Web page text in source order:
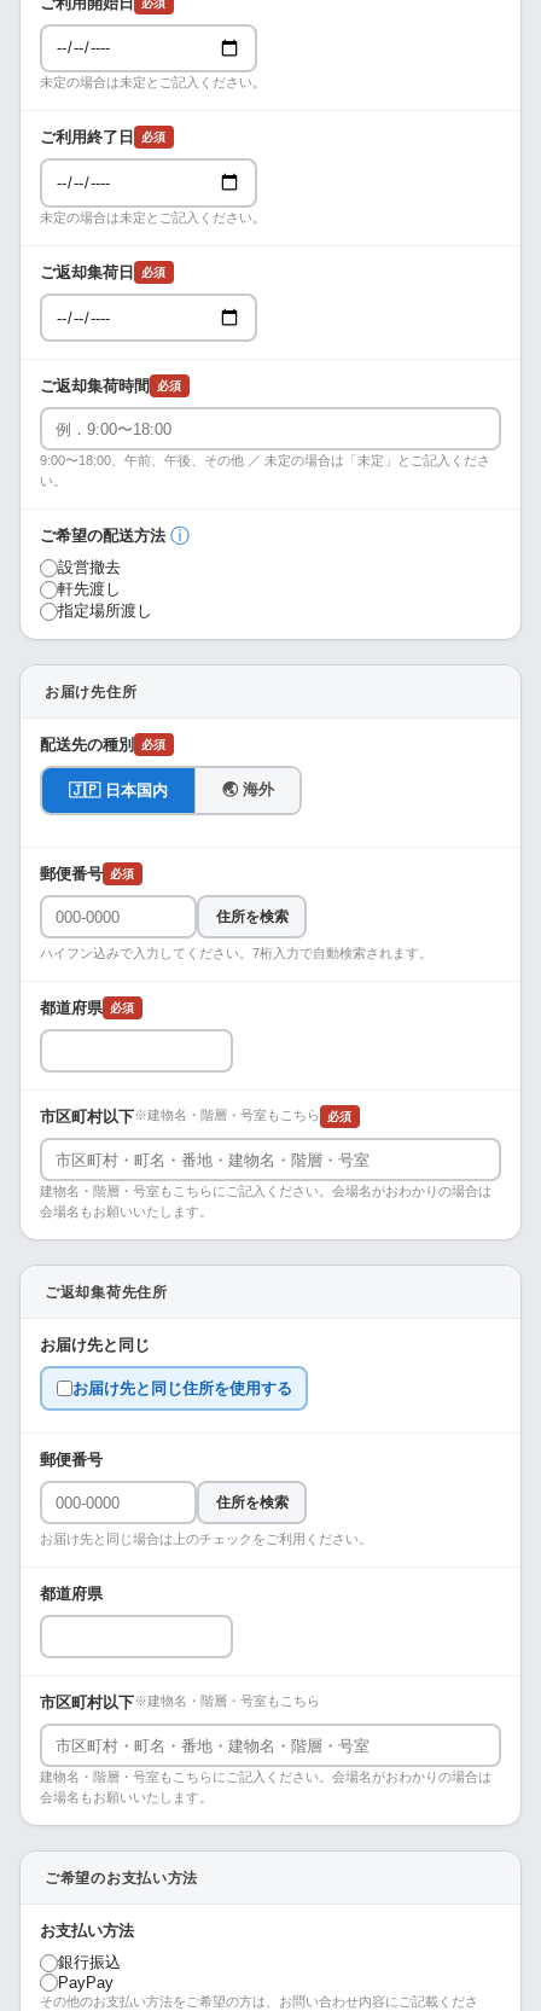
未定の場合は未定とご記入ください。
ご利用終了日 必須
未定の場合は未定とご記入ください。
ご返却集荷日 必須
ご返却集荷時間 必須
9:00〜18:00、午前、午後、その他 ／ 未定の場合は「未定」とご記入くださ
い。
ご希望の配送方法 ⓘ
設営撤去
軒先渡し
指定場所渡し
お届け先住所
配送先の種別 必須
🇯🇵 日本国内 🌏 海外
郵便番号 必須
住所を検索
ハイフン込みで入力してください。7桁入力で自動検索されます。
都道府県 必須
市区町村以下※建物名・階層・号室もこちら 必須
建物名・階層・号室もこちらにご記入ください。会場名がおわかりの場合は
会場名もお願いいたします。
ご返却集荷先住所
お届け先と同じ
お届け先と同じ住所を使用する
郵便番号
住所を検索
お届け先と同じ場合は上のチェックをご利用ください。
都道府県
市区町村以下※建物名・階層・号室もこちら
建物名・階層・号室もこちらにご記入ください。会場名がおわかりの場合は
会場名もお願いいたします。
ご希望のお支払い方法
お支払い方法
銀行振込
PayPay
その他のお支払い方法をご希望の方は、お問い合わせ内容にご記載くださ